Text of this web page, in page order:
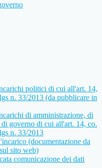
politici di cui all'art. 14,
n. 33/2013 (da pubblicare in
di amministrazione, di
governo di cui all'art. 14, co.
n. 33/2013
(documentazione da
sito web)
comunicazione dei dati